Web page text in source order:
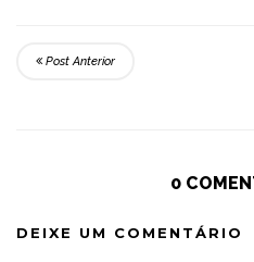
Post Anterior
0
DEIXE UM COMENTÁRIO